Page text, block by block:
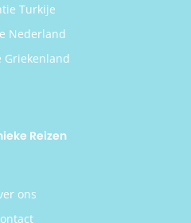
Turkije
Nederland
Griekenland
Reizen
ons